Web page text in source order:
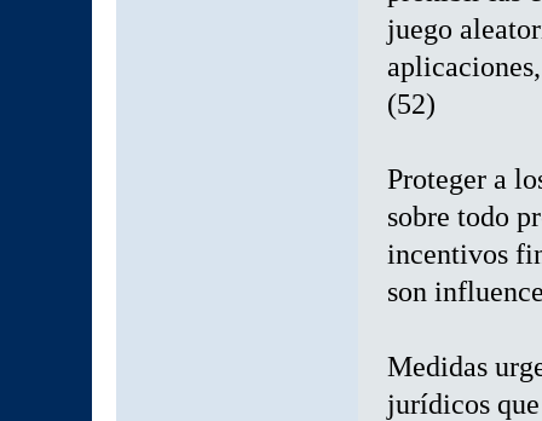
juego
(52)
Proteger a
sobre todo
incentivos
son
Medidas
jurídicos